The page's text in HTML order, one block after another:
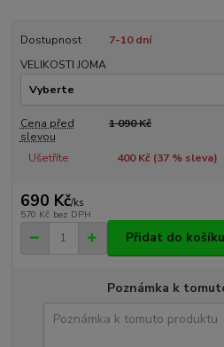
Dostupnost
7-10 dní
VELIKOSTI JOMA
Cena před
slevou
1 090 Kč
Ušetříte 400 Kč (37% sleva)
690 Kč/ks
570 Kč bez DPH
Přidat do košíku
Poznámka k